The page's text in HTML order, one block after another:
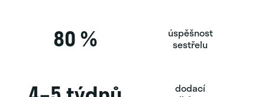
80 %
úspěšnost
sestřelu
dodací